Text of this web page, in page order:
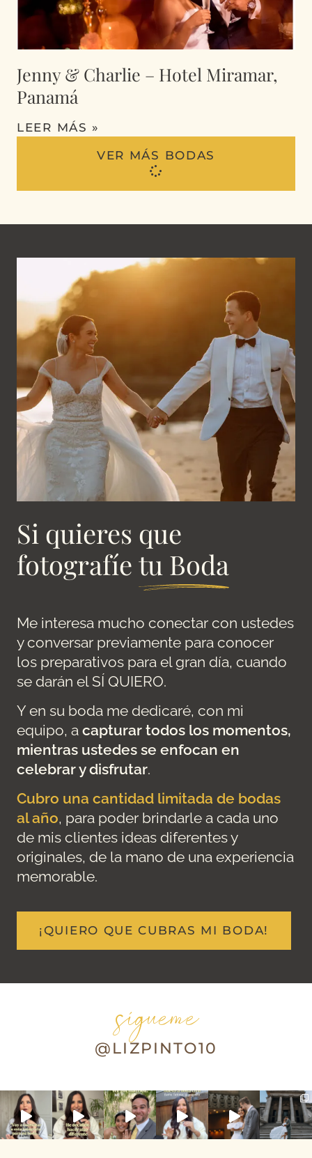
Jenny & Charlie – Hotel Miramar,
Panamá
LEER MÁS »
VER MÁS BODAS
Si quieres que
fotografíetu Boda
Me interesa mucho conectar con ustedes
y conversar previamente para conocer
los preparativos para el gran día, cuando
se darán el SÍ QUIERO.
Y en su boda me dedicaré, con mi
equipo, a capturar todos los momentos,
mientras ustedes se enfocan en
celebrar y disfrutar.
Cubro una cantidad limitada de bodas
al año, para poder brindarle a cada uno
de mis clientes ideas diferentes y
originales, de la mano de una experiencia
memorable.
¡QUIERO QUE CUBRAS MI BODA!
sígueme
@LIZPINTO10